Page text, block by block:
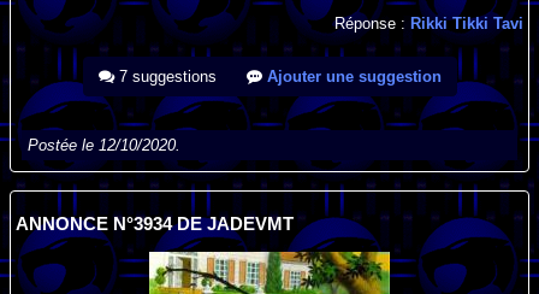
Réponse : Rikki Tikki Tavi
7 suggestions Ajouter une suggestion
Postée le 12/10/2020.
ANNONCE N°3934 DE JADEVMT